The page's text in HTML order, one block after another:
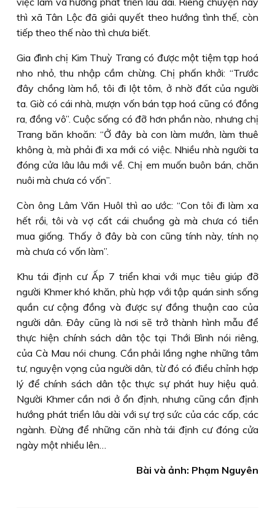
thì xã Tân Lộc đã giải quyết theo hướng tình thế, còn
tiếp theo thế nào thì chưa biết.
Gia đình chị Kim Thuỳ Trang có được một tiệm tạp hoá
nho nhỏ, thu nhập cầm chừng. Chị phấn khởi: “Trước
đây chồng làm hồ, tôi đi lột tôm, ở nhờ đất của người
ta. Giờ có cái nhà, mượn vốn bán tạp hoá cũng có đồng
ra, đồng vô”. Cuộc sống có đỡ hơn phần nào, nhưng chị
Trang băn khoăn: “Ở đây bà con làm mướn, làm thuê
không à, mà phải đi xa mới có việc. Nhiều nhà người ta
đóng cửa lâu lâu mới về. Chị em muốn buôn bán, chăn
nuôi mà chưa có vốn”.
Còn ông Lâm Văn Huôl thì ao ước: “Con tôi đi làm xa
hết rồi, tôi và vợ cất cái chuồng gà mà chưa có tiền
mua giống. Thấy ở đây bà con cũng tính này, tính nọ
mà chưa có vốn làm”.
Khu tái định cư Ấp 7 triển khai với mục tiêu giúp đỡ
người Khmer khó khăn, phù hợp với tập quán sinh sống
quần cư cộng đồng và được sự đồng thuận cao của
người dân. Ðây cũng là nơi sẽ trở thành hình mẫu để
thực hiện chính sách dân tộc tại Thới Bình nói riêng,
của Cà Mau nói chung. Cần phải lắng nghe những tâm
tư, nguyện vọng của người dân, từ đó có điều chỉnh hợp
lý để chính sách dân tộc thực sự phát huy hiệu quả.
Người Khmer cần nơi ở ổn định, nhưng cũng cần định
hướng phát triển lâu dài với sự trợ sức của các cấp, các
ngành. Ðừng để những căn nhà tái định cư đóng cửa
ngày một nhiều lên…
Bài và ảnh: Phạm Nguyên